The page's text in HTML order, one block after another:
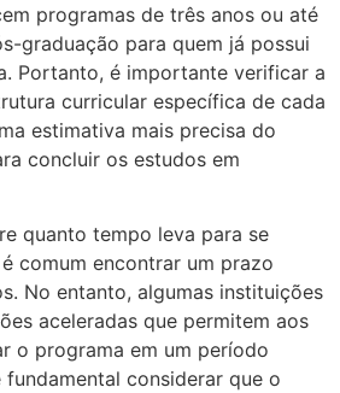
programas de três anos ou até
graduação para quem já possui
Portanto, é importante verificar a
curricular específica de cada
estimativa mais precisa do
concluir os estudos em
quanto tempo leva para se
comum encontrar um prazo
No entanto, algumas instituições
aceleradas que permitem aos
o programa em um período
fundamental considerar que o